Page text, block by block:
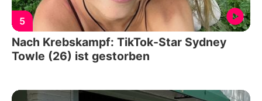
5
Nach Krebskampf: TikTok-Star Sydney
Towle (26) ist gestorben